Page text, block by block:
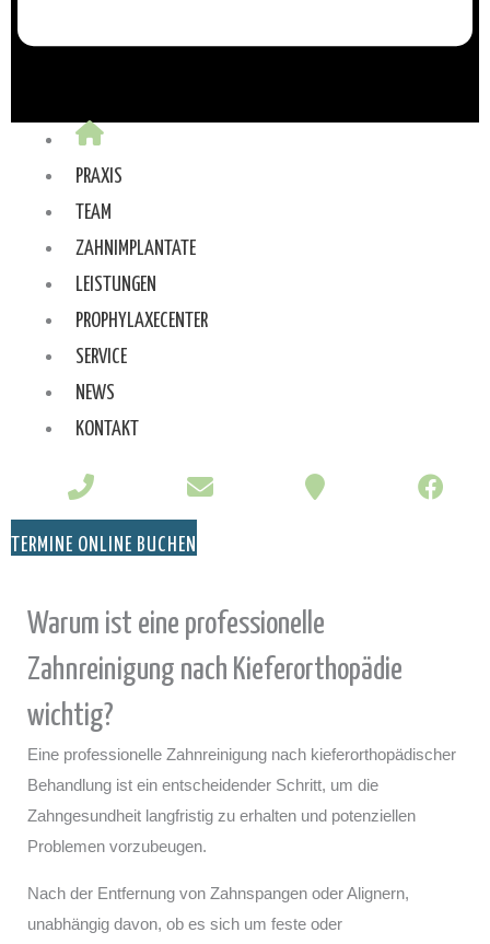
PRAXIS
TEAM
ZAHNIMPLANTATE
LEISTUNGEN
PROPHYLAXECENTER
SERVICE
NEWS
KONTAKT
TERMINE ONLINE BUCHEN
Warum ist eine professionelle
Zahnreinigung nach Kieferorthopädie
wichtig?
Eine professionelle Zahnreinigung nach kieferorthopädischer
Behandlung ist ein entscheidender Schritt, um die
Zahngesundheit langfristig zu erhalten und potenziellen
Problemen vorzubeugen.
Nach der Entfernung von Zahnspangen oder Alignern,
unabhängig davon, ob es sich um feste oder